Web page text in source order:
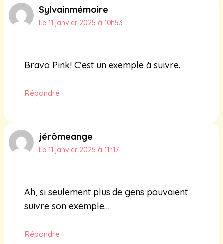
Sylvainmémoire
Le 11 janvier 2025 à 10h53
Bravo Pink! C’est un exemple à suivre.
Répondre
jérômeange
Le 11 janvier 2025 à 11h17
Ah, si seulement plus de gens pouvaient
suivre son exemple…
Répondre